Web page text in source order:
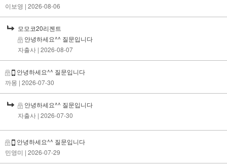
이보영 | 2026-08-06
모모코20리젠트
안녕하세요^^ 질문입니다
자출사 | 2026-08-07
안녕하세요^^ 질문입니다
까몽 | 2026-07-30
안녕하세요^^ 질문입니다
자출사 | 2026-07-30
안녕하세요^^ 질문입니다
민영미 | 2026-07-29